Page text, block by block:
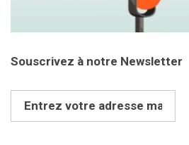
Souscrivez à notre Newsletter